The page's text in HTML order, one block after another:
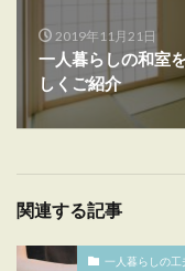
2019年11月21日
一人暮らしの和室
しくご紹介
関連する記事
一人暮らしの工